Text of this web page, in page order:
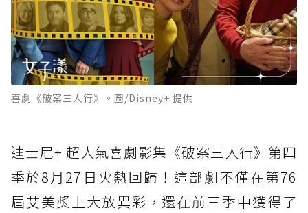
喜劇《破案三人行》。圖/Disney+ 提供
迪士尼+ 超人氣喜劇影集《破案三人行》第四
季於8月27日火熱回歸！這部劇不僅在第76
屆艾美獎上大放異彩，還在前三季中獲得了